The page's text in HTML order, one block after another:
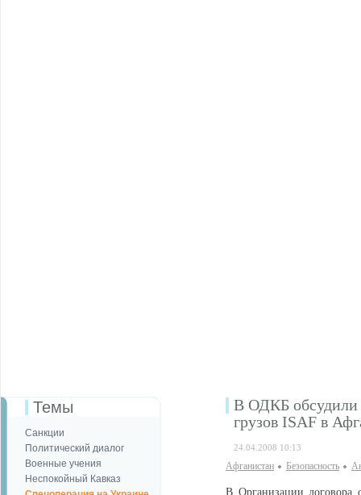
Темы
Санкции
Политический диалог
Военные учения
Неспокойный Кавказ
В ОДКБ обсудили
грузов ISAF в
24.04.2008 10:13
Афганистан Безопаcность
В Организации договора